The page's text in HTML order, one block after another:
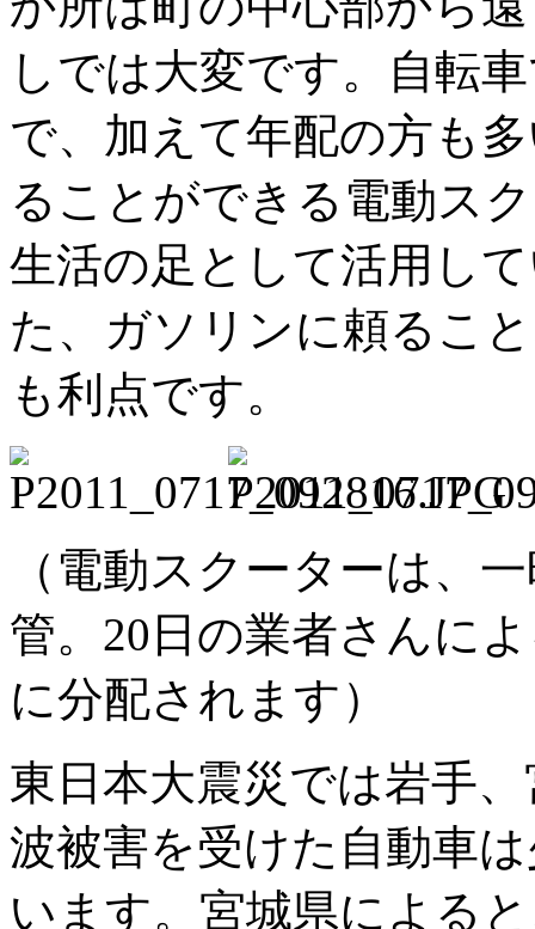
しでは大変です。自転
で、加えて年配の方も
ることができる電動ス
生活の足として活用し
た、ガソリンに頼るこ
も利点です。
（電動スクーターは、
管。20日の業者さんに
に分配されます）
東日本大震災では岩手
波被害を受けた自動車
います。宮城県による